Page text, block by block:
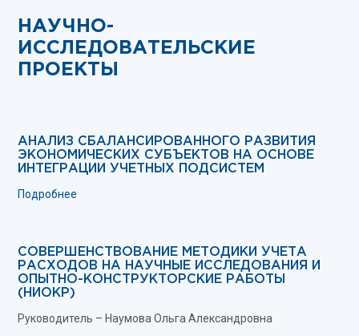
НАУЧНО-
ИССЛЕДОВАТЕЛЬСКИЕ
ПРОЕКТЫ
АНАЛИЗ СБАЛАНСИРОВАННОГО РАЗВИТИЯ
ЭКОНОМИЧЕСКИХ СУБЪЕКТОВ НА ОСНОВЕ
ИНТЕГРАЦИИ УЧЕТНЫХ ПОДСИСТЕМ
Подробнее
СОВЕРШЕНСТВОВАНИЕ МЕТОДИКИ УЧЕТА
РАСХОДОВ НА НАУЧНЫЕ ИССЛЕДОВАНИЯ И
ОПЫТНО-КОНСТРУКТОРСКИЕ РАБОТЫ
(НИОКР)
Руководитель – Наумова Ольга Александровна